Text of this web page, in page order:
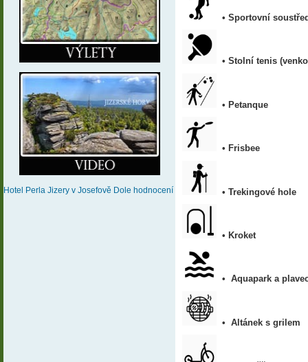
Hotel Perla Jizery v Josefově Dole hodnocení
• Sportovní
• Stolní tenis
• Petanque
• Frisbee
• Trekingové hole
• Kroket
• Aquapark a
• Altánek s grilem